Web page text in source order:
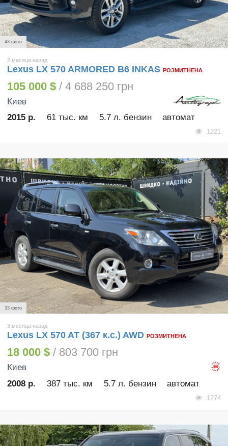
43 фото
2 месяца назад
Lexus LX 570 ARMORED B6 INKAS РОЗМИТНЕНА
105 000 $ / 4 688 250 грн
Киев
2015 р.
61 тыс. км 5.7 л. бензин автомат
1221
33 фото
3 месяца назад
Lexus LX 570 AT (367 к.с.) AWD РОЗМИТНЕНА
18 000 $ / 803 700 грн
Киев
2008 р.
387 тыс. км 5.7 л. бензин автомат
1274